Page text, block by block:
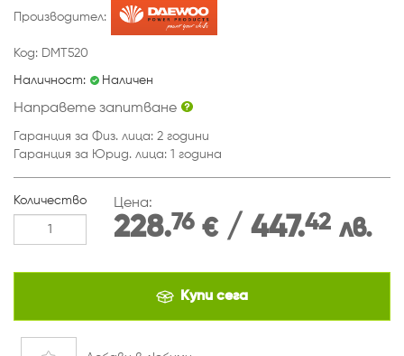
Производител:
Код: DMT520
Наличност: Наличен
Направете запитване
Гаранция за Физ. лица: 2 години
Гаранция за Юрид. лица: 1 година
Количество Цена:
228.76 €/ 447.42 лв.
Купи сега